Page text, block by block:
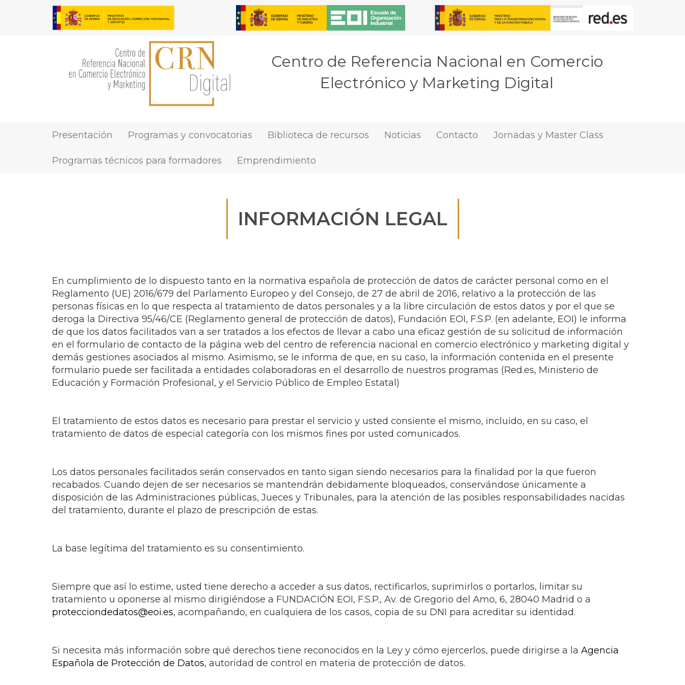
Centro de Referencia Nacional en Comercio
Electrónico y Marketing Digital
MAIN
NAVIGATION
Presentación Programas y convocatorias Biblioteca de recursos Noticias Contacto Jornadas y Master Class
Programas técnicos para formadores Emprendimiento
INFORMACIÓN LEGAL
En cumplimiento de lo dispuesto tanto en la normativa española de protección de datos de carácter personal como en el
Reglamento (UE) 2016/679 del Parlamento Europeo y del Consejo, de 27 de abril de 2016, relativo a la protección de las
personas físicas en lo que respecta al tratamiento de datos personales y a la libre circulación de estos datos y por el que se
deroga la Directiva 95/46/CE (Reglamento general de protección de datos), Fundación EOI, F.S.P. (en adelante, EOI) le informa
de que los datos facilitados van a ser tratados a los efectos de llevar a cabo una eficaz gestión de su solicitud de información
en el formulario de contacto de la página web del centro de referencia nacional en comercio electrónico y marketing digital y
demás gestiones asociados al mismo. Asimismo, se le informa de que, en su caso, la información contenida en el presente
formulario puede ser facilitada a entidades colaboradoras en el desarrollo de nuestros programas (Red.es, Ministerio de
Educación y Formación Profesional, y el Servicio Público de Empleo Estatal)
El tratamiento de estos datos es necesario para prestar el servicio y usted consiente el mismo, incluido, en su caso, el
tratamiento de datos de especial categoría con los mismos fines por usted comunicados.
Los datos personales facilitados serán conservados en tanto sigan siendo necesarios para la finalidad por la que fueron
recabados. Cuando dejen de ser necesarios se mantendrán debidamente bloqueados, conservándose únicamente a
disposición de las Administraciones públicas, Jueces y Tribunales, para la atención de las posibles responsabilidades nacidas
del tratamiento, durante el plazo de prescripción de estas.
La base legítima del tratamiento es su consentimiento.
Siempre que así lo estime, usted tiene derecho a acceder a sus datos, rectificarlos, suprimirlos o portarlos, limitar su
tratamiento u oponerse al mismo dirigiéndose a FUNDACIÓN EOI, F.S.P., Av. de Gregorio del Amo, 6, 28040 Madrid o a
protecciondedatos@eoi.es, acompañando, en cualquiera de los casos, copia de su DNI para acreditar su identidad.
Si necesita más información sobre qué derechos tiene reconocidos en la Ley y cómo ejercerlos, puede dirigirse a la Agencia
Española de Protección de Datos, autoridad de control en materia de protección de datos.